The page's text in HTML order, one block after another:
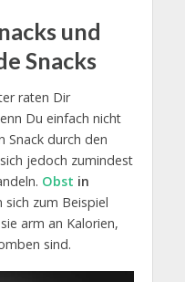
und
Snacks
raten Dir
Du einfach nicht
Snack durch den
jedoch zumindest
Obst in
sich zum Beispiel
arm an Kalorien,
sind.